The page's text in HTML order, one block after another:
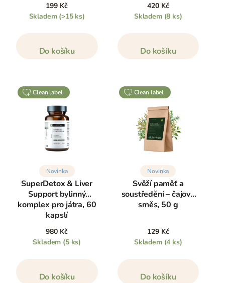
199 Kč
Skladem (>15 ks)
Do košíku
420 Kč
Skladem (8 ks)
Do košíku
clean label
Novinka
SuperDetox & Liver
Support bylinný
komplex pro játra, 60
kapslí
980 Kč
Skladem (5 ks)
Do košíku
clean label
Novinka
Svěží paměť a
soustředění – čajová
směs, 50 g
129 Kč
Skladem (4 ks)
Do košíku